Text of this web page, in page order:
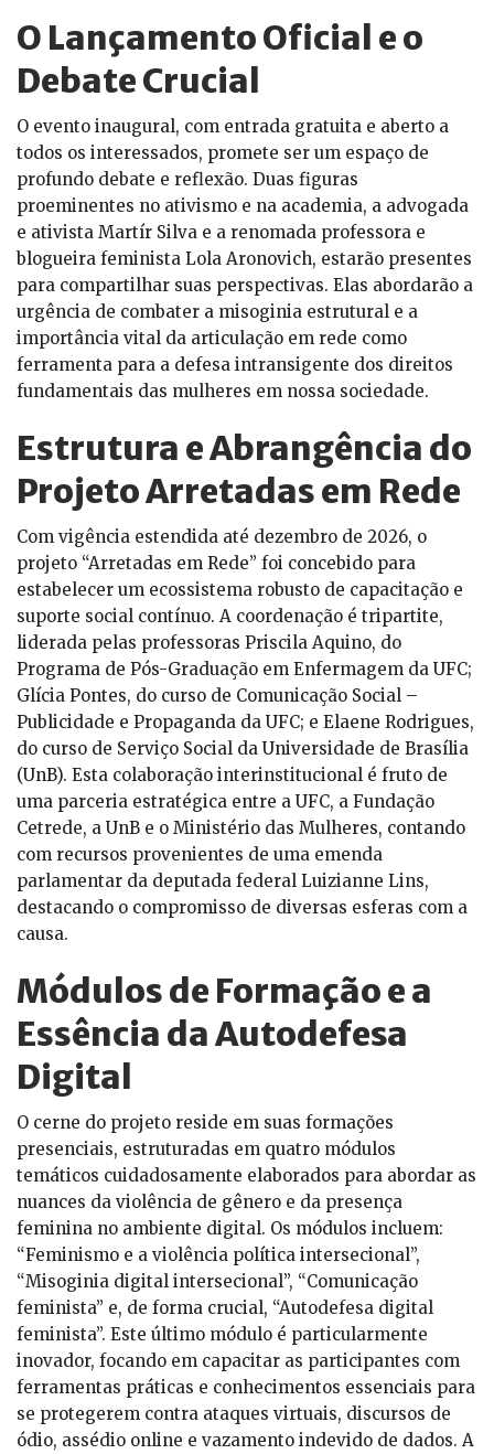
O Lançamento Oficial e o
Debate Crucial
O evento inaugural, com entrada gratuita e aberto a
todos os interessados, promete ser um espaço de
profundo debate e reflexão. Duas figuras
proeminentes no ativismo e na academia, a advogada
e ativista Martír Silva e a renomada professora e
blogueira feminista Lola Aronovich, estarão presentes
para compartilhar suas perspectivas. Elas abordarão a
urgência de combater a misoginia estrutural e a
importância vital da articulação em rede como
ferramenta para a defesa intransigente dos direitos
fundamentais das mulheres em nossa sociedade.
Estrutura e Abrangência do
Projeto Arretadas em Rede
Com vigência estendida até dezembro de 2026, o
projeto “Arretadas em Rede” foi concebido para
estabelecer um ecossistema robusto de capacitação e
suporte social contínuo. A coordenação é tripartite,
liderada pelas professoras Priscila Aquino, do
Programa de Pós-Graduação em Enfermagem da UFC;
Glícia Pontes, do curso de Comunicação Social –
Publicidade e Propaganda da UFC; e Elaene Rodrigues,
do curso de Serviço Social da Universidade de Brasília
(UnB). Esta colaboração interinstitucional é fruto de
uma parceria estratégica entre a UFC, a Fundação
Cetrede, a UnB e o Ministério das Mulheres, contando
com recursos provenientes de uma emenda
parlamentar da deputada federal Luizianne Lins,
destacando o compromisso de diversas esferas com a
causa.
Módulos de Formação e a
Essência da Autodefesa
Digital
O cerne do projeto reside em suas formações
presenciais, estruturadas em quatro módulos
temáticos cuidadosamente elaborados para abordar as
nuances da violência de gênero e da presença
feminina no ambiente digital. Os módulos incluem:
“Feminismo e a violência política intersecional”,
“Misoginia digital intersecional”, “Comunicação
feminista” e, de forma crucial, “Autodefesa digital
feminista”. Este último módulo é particularmente
inovador, focando em capacitar as participantes com
ferramentas práticas e conhecimentos essenciais para
se protegerem contra ataques virtuais, discursos de
ódio, assédio online e vazamento indevido de dados. A